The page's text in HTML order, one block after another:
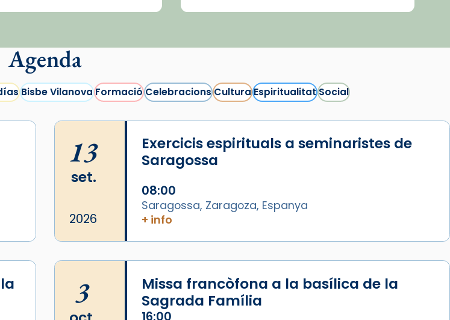
Agenda
Bisbe VilanovaFormacióCelebracionsCulturaEspiritualitatSocial
13
set.
2026
Exercicis espirituals a seminaristes de
Saragossa
08:00
Saragossa, Zaragoza, Espanya
+ info
3
Missa francòfona a la basílica de la
Sagrada Família
16:00